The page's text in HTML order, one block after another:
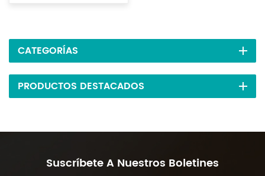
CATEGORÍAS
PRODUCTOS DESTACADOS
Suscríbete A Nuestros Boletines